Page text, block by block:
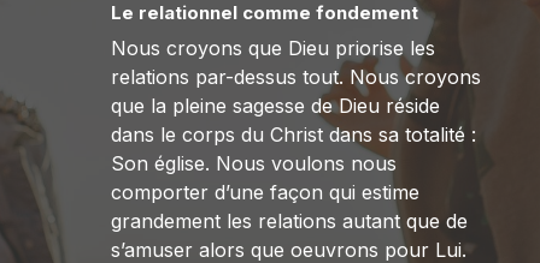
Le relationnel comme fondement
Nous croyons que Dieu priorise les
relations par-dessus tout. Nous croyons
que la pleine sagesse de Dieu réside
dans le corps du Christ dans sa totalité :
Son église. Nous voulons nous
comporter d’une façon qui estime
grandement les relations autant que de
s’amuser alors que oeuvrons pour Lui.